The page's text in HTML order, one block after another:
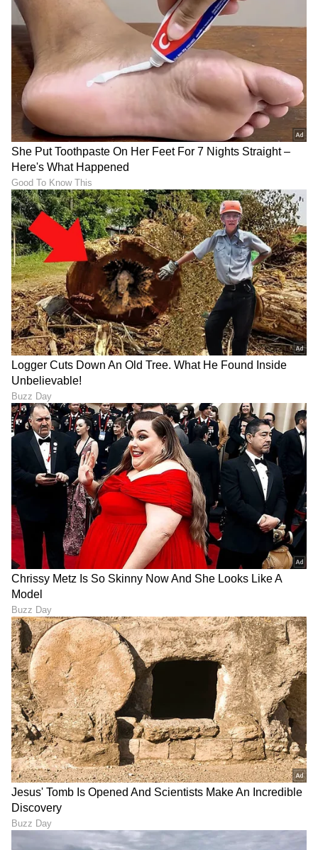
ಸಿಎಲ್‌ಪಿ ನಾಯಕನಾಗಿ ಆಯ್ಕೆಯಾದ ಬೆನ್ನಲ್ಲೇ ಡಿ.ಕೆ.
ಶಿವಕುಮಾರ್ ಅವರು ತಮ್ಮನ್ನು ಬೆಂಬಲಿಸಿದ ಶಾಸಕರಿಗೆ
ಧನ್ಯವಾದ ಅರ್ಪಿಸಿದರು. ಇದೀಗ ಅವರು ರಾಜಭವನಕ್ಕೆ ತೆರಳಿ
ರಾಜ್ಯಪಾಲರನ್ನು ಭೇಟಿ ಮಾಡಲಿದ್ದು, ಸರ್ಕಾರ ರಚನೆಗೆ
ಅಧಿಕೃತವಾಗಿ ಹಕ್ಕು ಮಂಡಿಸಲಿದ್ದಾರೆ.
8
Image Credit :Asianet News
ಲೋಕಭವನದಲ್ಲಿ ಪ್ರಮಾಣವಚನ ಸ್ವೀಕಾರ
ಮುಂಬರುವ ಬುಧವಾರ (ಜೂನ್ 3, 2026) ಸಂಜೆ 4.05ಕ್ಕೆ
ಬೆಂಗಳೂರಿನ ಲೋಕಭವನದಲ್ಲಿ ಡಿ.ಕೆ. ಶಿವಕುಮಾರ್ ಅವರು
ಕರ್ನಾಟಕದ ನೂತನ ಮುಖ್ಯಮಂತ್ರಿಯಾಗಿ ಪ್ರಮಾಣವಚನ
ಸ್ವೀಕರಿಸಲಿದ್ದಾರೆ. ಈ ಸಮಾರಂಭಕ್ಕೆ ರಾಷ್ಟ್ರಮಟ್ಟದ ಗಣ್ಯರು
ಮತ್ತು ಸಾವಿರಾರು ಕಾರ್ಯಕರ್ತರು ಸಾಕ್ಷಿಯಾಗಲಿದ್ದಾರೆ.
LATEST VIDEOS